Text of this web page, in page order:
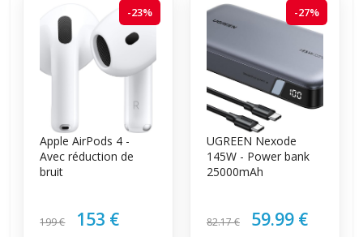
-23%
Apple AirPods 4 -
Avec réduction de
bruit
199 € 153 €
-27%
UGREEN Nexode
145W - Power bank
25000mAh
82.17 € 59.99 €